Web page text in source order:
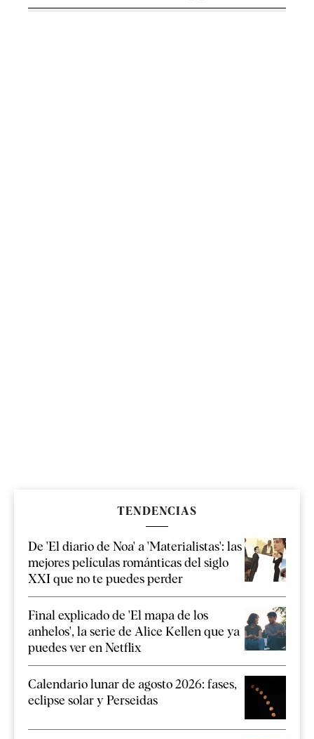
TENDENCIAS
De 'El diario de Noa' a 'Materialistas': las
mejores películas románticas del siglo
XXI que no te puedes perder
Final explicado de 'El mapa de los
anhelos', la serie de Alice Kellen que ya
puedes ver en Netflix
Calendario lunar de agosto 2026: fases,
eclipse solar y Perseidas